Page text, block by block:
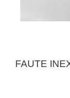
FAUTE